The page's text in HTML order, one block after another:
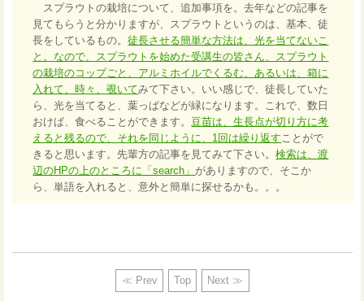
スプラウトの栽培について、追加事項を。去年などの記事を
見てもらうと分かりますが、スプラウトというのは、基本、徒
長をしているもの。徒長させる簡単な方法は、光を当てないこ
と。なので、スプラウトを始めた受講生の皆さん、スプラウト
の栽培のコップごと、アルミホイルでくるむ、あるいは、箱に
入れて、時々、覗いてみて下さい。いい感じで、徒長していた
ら、光を当てると、葉っぱなどが緑になります。これで、数日
おけば、食べることができます。 豆苗は、生長点が切り方に考
えると残るので、それを同じように、1回は繰り返す ことがで
きると思います。先輩方の記事を見てみて下さい。検索は、渡
辺のHPの上のところに「search」 がありますので、そこか
ら、単語を入れると、意外と簡単に探せるかも。。。
≪ Prev Top Next ≫